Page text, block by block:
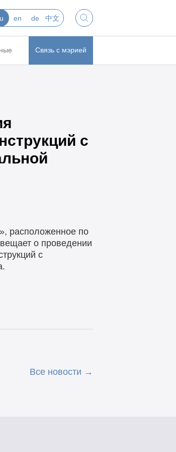
en de 中文
Связь с мэрией
с
расположенное по
о проведении
с
Все новости